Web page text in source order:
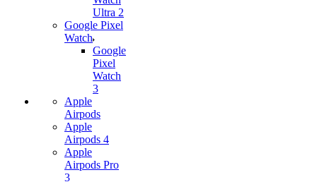
Ultra 2
Google Pixel
Watch
Google
Pixel
Watch
3
Apple
Airpods
Apple
Airpods 4
Apple
Airpods Pro
3